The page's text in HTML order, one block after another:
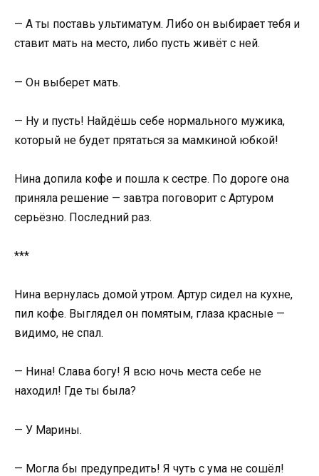
— А ты поставь ультиматум. Либо он выбирает тебя и
ставит мать на место, либо пусть живёт с ней.
— Он выберет мать.
— Ну и пусть! Найдёшь себе нормального мужика,
который не будет прятаться за мамкиной юбкой!
Нина допила кофе и пошла к сестре. По дороге она
приняла решение — завтра поговорит с Артуром
серьёзно. Последний раз.
***
Нина вернулась домой утром. Артур сидел на кухне,
пил кофе. Выглядел он помятым, глаза красные —
видимо, не спал.
— Нина! Слава богу! Я всю ночь места себе не
находил! Где ты была?
— У Марины.
— Могла бы предупредить! Я чуть с ума не сошёл!